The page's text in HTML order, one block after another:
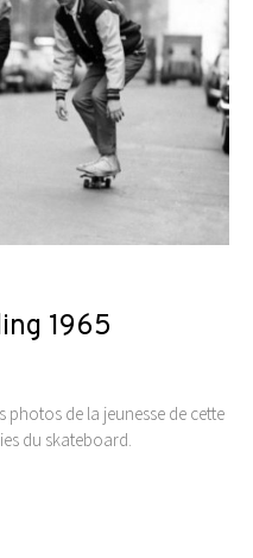
1965
photos de la jeunesse de cette
du skateboard.